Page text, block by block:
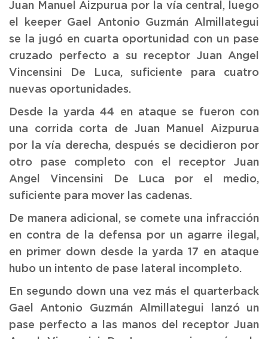
Juan Manuel Aizpurua por la vía central, luego
el keeper Gael Antonio Guzmán Almillategui
se la jugó en cuarta oportunidad con un pase
cruzado perfecto a su receptor Juan Angel
Vincensini De Luca, suficiente para cuatro
nuevas oportunidades.
Desde la yarda 44 en ataque se fueron con
una corrida corta de Juan Manuel Aizpurua
por la vía derecha, después se decidieron por
otro pase completo con el receptor Juan
Angel Vincensini De Luca por el medio,
suficiente para mover las cadenas.
De manera adicional, se comete una infracción
en contra de la defensa por un agarre ilegal,
en primer down desde la yarda 17 en ataque
hubo un intento de pase lateral incompleto.
En segundo down una vez más el quarterback
Gael Antonio Guzmán Almillategui lanzó un
pase perfecto a las manos del receptor Juan